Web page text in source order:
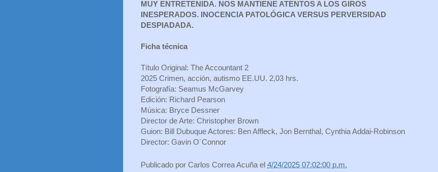
MUY ENTRETENIDA. NOS MANTIENE ATENTOS A LOS GIROS
INESPERADOS. INOCENCIA PATOLÓGICA VERSUS PERVERSIDAD
DESPIADADA.
Ficha técnica
Título Original: The Accountant 2
2025 Crimen, acción, autismo EE.UU. 2,03 hrs.
Fotografía: Seamus McGarvey
Edición: Richard Pearson
Música: Bryce Dessner
Director de Arte: Christopher Brown
Guion: Bill Dubuque Actores: Ben Affleck, Jon Bernthal, Cynthia Addai-Robinson
Director: Gavin O´Connor
Publicado por Carlos Correa Acuña el 4/24/2025 07:02:00 p.m.